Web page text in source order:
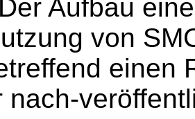
Der Aufbau
von
einen
nach-